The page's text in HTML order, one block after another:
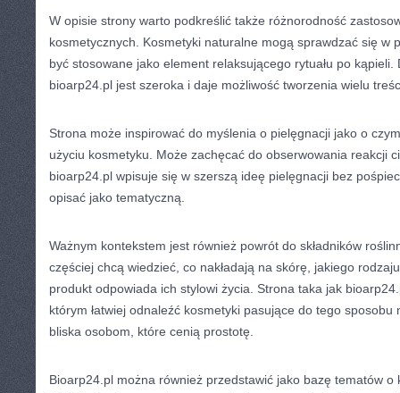
W opisie strony warto podkreślić także różnorodność
kosmetycznych. Kosmetyki naturalne mogą sprawdzać się w
być stosowane jako element relaksującego rytuału po kąpieli.
bioarp24.pl jest szeroka i daje możliwość tworzenia wielu
Strona może inspirować do myślenia o pielęgnacji jako o
użyciu kosmetyku. Może zachęcać do obserwowania reakcji
bioarp24.pl wpisuje się w szerszą ideę pielęgnacji bez
opisać jako tematyczną.
Ważnym kontekstem jest również powrót do składników
częściej chcą wiedzieć, co nakładają na skórę, jakiego
produkt odpowiada ich stylowi życia. Strona taka jak
którym łatwiej odnaleźć kosmetyki pasujące do tego
bliska osobom, które cenią prostotę.
Bioarp24.pl można również przedstawić jako bazę tematów o